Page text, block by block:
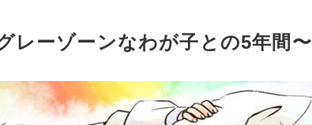
レーゾーンなわが子との5年間〜